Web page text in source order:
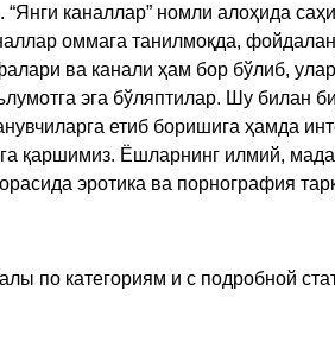
каналлар” номли алоҳида
оммага танилмоқда,
ва канали ҳам бор бўлиб,
эга бўляптилар. Шу билан
етиб боришига ҳамда
қаршимиз. Ёшларнинг илмий,
эротика ва порнография
по категориям и с подробной